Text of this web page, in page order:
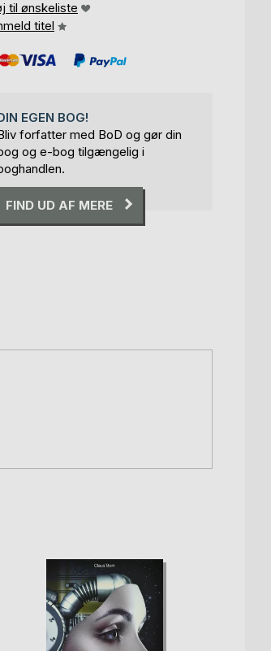
til ønskeliste
titel
EGEN BOG!
forfatter med BoD og gør din
og e-bog tilgængelig i
FIND UD AF MERE